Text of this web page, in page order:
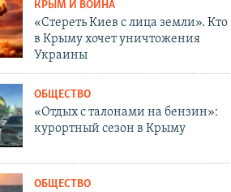
КРЫМ И ВОЙНА
«Стереть Киев с лица земли». Кто
в Крыму хочет уничтожения
Украины
ОБЩЕСТВО
«Отдых с талонами на бензин»:
курортный сезон в Крыму
ОБЩЕСТВО